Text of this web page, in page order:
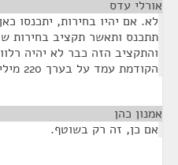
אורלי עדס
לא. אם יהיו בחירות, יתכנסו
תתכנס ותאשר תקציב בחירות
והתקציב הזה כבר לא יהיה
הקודמת עמד על בערך 220 מיליון שקלים.
אמנון כהן
אם כן, זה רק בשוטף.